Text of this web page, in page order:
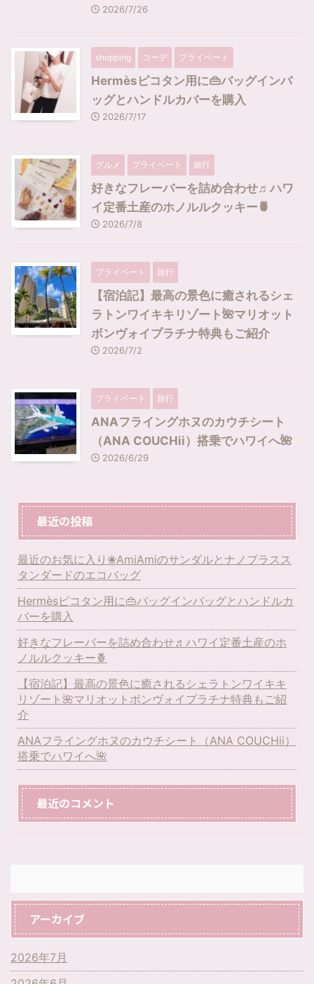
2026/7/26
shopping コーデ プライベート
Hermèsピコタン用に👜バッグインバ
ッグとハンドルカバーを購入
2026/7/17
グルメ プライベート 旅行
好きなフレーバーを詰め合わせ♬ハワ
イ定番土産のホノルルクッキー🍍
2026/7/8
プライベート 旅行
【宿泊記】最高の景色に癒されるシェ
ラトンワイキキリゾート🌺マリオット
ボンヴォイプラチナ特典もご紹介
2026/7/2
プライベート 旅行
ANAフライングホヌのカウチシート
（ANA COUCHii）搭乗でハワイへ🌺
2026/6/29
最近の投稿
最近のお気に入り❀AmiAmiのサンダルとナノプラスス
タンダードのエコバッグ
Hermèsピコタン用に👜バッグインバッグとハンドルカ
バーを購入
好きなフレーバーを詰め合わせ♬ハワイ定番土産のホ
ノルルクッキー🍍
【宿泊記】最高の景色に癒されるシェラトンワイキキ
リゾート🌺マリオットボンヴォイプラチナ特典もご紹
介
ANAフライングホヌのカウチシート（ANA COUCHii）
搭乗でハワイへ🌺
最近のコメント
アーカイブ
2026年7月